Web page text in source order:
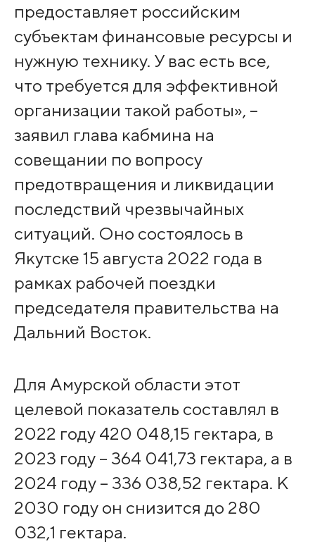
предоставляет российским
субъектам финансовые ресурсы и
нужную технику. У вас есть все,
что требуется для эффективной
организации такой работы», –
заявил глава кабмина на
совещании по вопросу
предотвращения и ликвидации
последствий чрезвычайных
ситуаций. Оно состоялось в
Якутске 15 августа 2022 года в
рамках рабочей поездки
председателя правительства на
Дальний Восток.
Для Амурской области этот
целевой показатель составлял в
2022 году 420 048,15 гектара, в
2023 году – 364 041,73 гектара, а в
2024 году – 336 038,52 гектара. К
2030 году он снизится до 280
032,1 гектара.